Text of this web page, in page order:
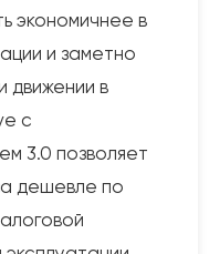
экономичнее в
и заметно
движении в
с
3.0 позволяет
дешевле по